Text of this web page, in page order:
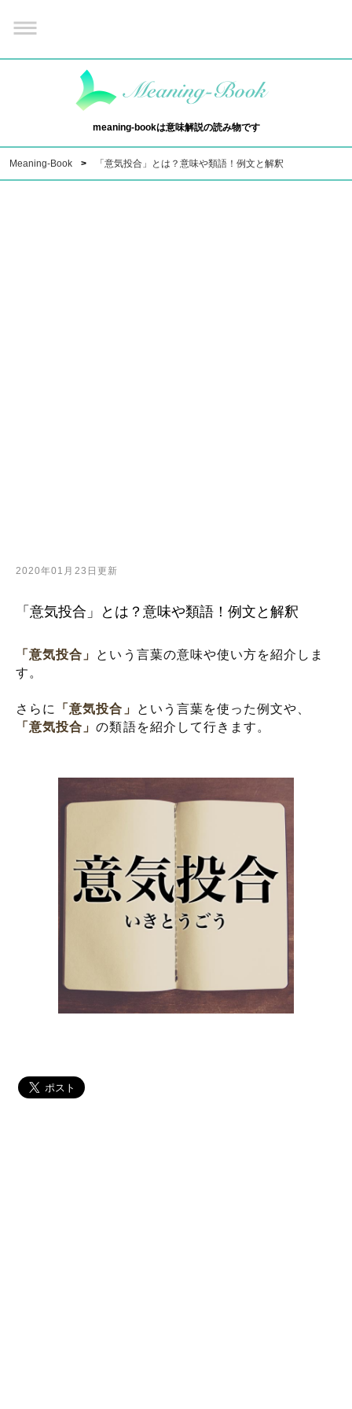
meaning-bookは意味解説の読み物です
Meaning-Book 「意気投合」とは？意味や類語！例文と解釈
2020年01月23日更新
「意気投合」とは？意味や類語！例文と解釈
「意気投合」 という言葉の意味や使い方を紹介しま
す。
さらに 「意気投合」
という言葉を使った例文や、
「意気投合」の類語を紹介して行きます。